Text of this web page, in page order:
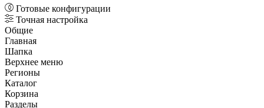
Готовые конфигурации
Точная настройка
Общие
Главная
Шапка
Верхнее меню
Регионы
Каталог
Корзина
Разделы